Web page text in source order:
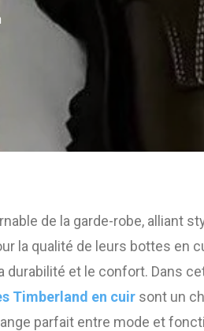
de la garde-robe, alliant
la qualité de leurs bottes en
et le confort. Dans
Timberland en cuir sont un
parfait entre mode et